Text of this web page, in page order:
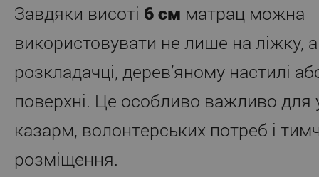
Завдяки висоті 6 см матрац можна
використовувати не лише на ліжку, а
розкладачці, дерев’яному настилі
поверхні. Це особливо важливо для
казарм, волонтерських потреб і
розміщення.